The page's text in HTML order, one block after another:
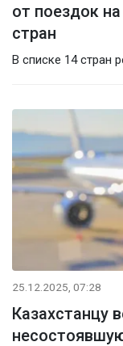
от поездок
стран
В списке 14 стран
25.12.2025, 07:28
Казахстанцу